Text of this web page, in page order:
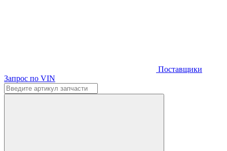
Поставщики
Запрос по VIN